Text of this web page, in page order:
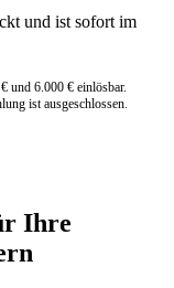
und ist sofort im
und 6.000 € einlösbar.
ist ausgeschlossen.
Ihre